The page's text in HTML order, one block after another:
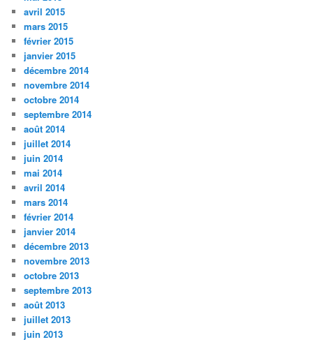
avril 2015
mars 2015
février 2015
janvier 2015
décembre 2014
novembre 2014
octobre 2014
septembre 2014
août 2014
juillet 2014
juin 2014
mai 2014
avril 2014
mars 2014
février 2014
janvier 2014
décembre 2013
novembre 2013
octobre 2013
septembre 2013
août 2013
juillet 2013
juin 2013